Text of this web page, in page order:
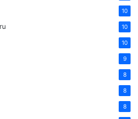
10
10
10
9
8
8
8